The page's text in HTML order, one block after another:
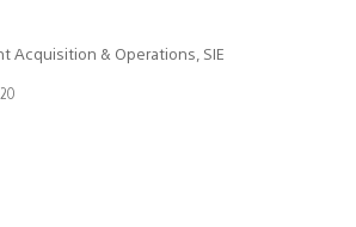
Acquisition & Operations, SIE
20